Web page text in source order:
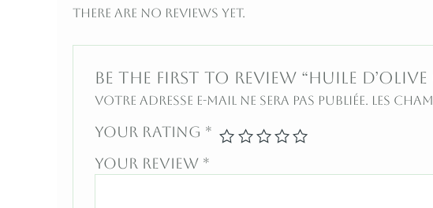
There are no reviews yet.
Be the first to review “Huile d’olive
Votre adresse e-mail ne sera pas publiée. Les
Your rating *
Your review *